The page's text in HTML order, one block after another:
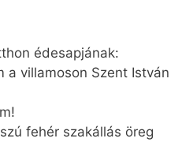
édesapjának:
a villamoson Szent István
fehér szakállás öreg